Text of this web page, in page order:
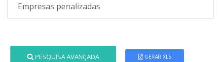
Empresas penalizadas
PESQUISA AVANÇADA GERAR XLS